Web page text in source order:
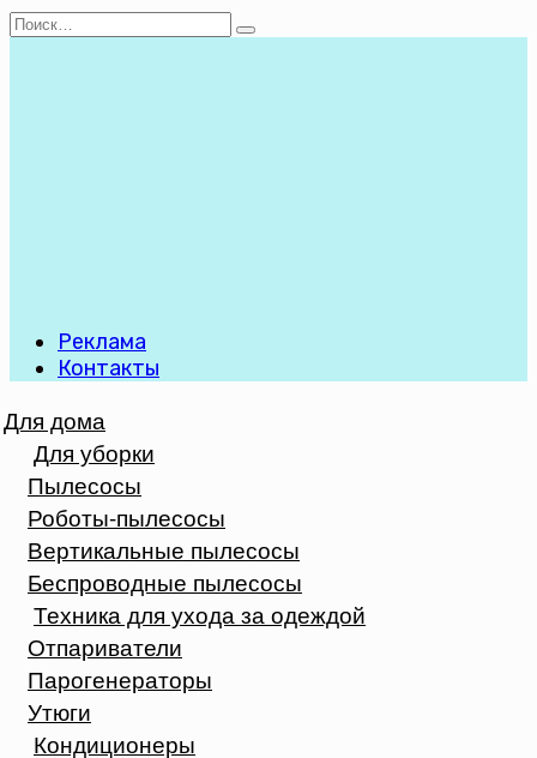
Перейти
Search
Реклама
Контакты
Для дома
Для уборки
Пылесосы
Роботы-пылесосы
Вертикальные пылесосы
Беспроводные пылесосы
Техника для ухода за одеждой
Отпариватели
Парогенераторы
Утюги
Кондиционеры